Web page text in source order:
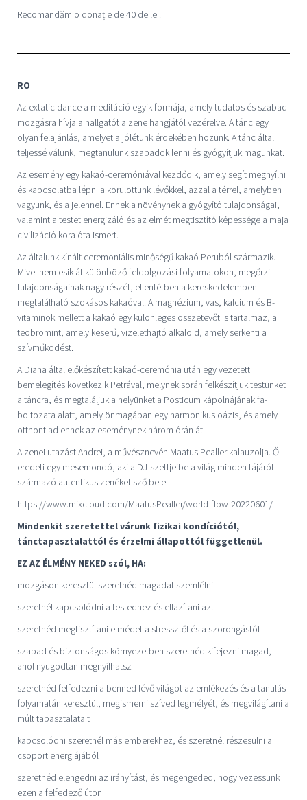
Recomandăm o donație de 40 de lei.
RO
Az extatic dance a meditáció egyik formája, amely tudatos és szabad
mozgásra hívja a hallgatót a zene hangjától vezérelve. A tánc egy
olyan felajánlás, amelyet a jólétünk érdekében hozunk. A tánc által
teljessé válunk, megtanulunk szabadok lenni és gyógyítjuk magunkat.
Az esemény egy kakaó-ceremóniával kezdődik, amely segít megnyílni
és kapcsolatba lépni a körülöttünk lévőkkel, azzal a térrel, amelyben
vagyunk, és a jelennel. Ennek a növénynek a gyógyító tulajdonságai,
valamint a testet energizáló és az elmét megtisztító képessége a maja
civilizáció kora óta ismert.
Az általunk kínált ceremoniális minőségű kakaó Peruból származik.
Mivel nem esik át különböző feldolgozási folyamatokon, megőrzi
tulajdonságainak nagy részét, ellentétben a kereskedelemben
megtalálható szokásos kakaóval. A magnézium, vas, kalcium és B-
vitaminok mellett a kakaó egy különleges összetevőt is tartalmaz, a
teobromint, amely keserű, vizelethajtó alkaloid, amely serkenti a
szívműködést.
A Diana által előkészített kakaó-ceremónia után egy vezetett
bemelegítés következik Petrával, melynek során felkészítjük testünket
a táncra, és megtaláljuk a helyünket a Posticum kápolnájának fa-
boltozata alatt, amely önmagában egy harmonikus oázis, és amely
otthont ad ennek az eseménynek három órán át.
A zenei utazást Andrei, a művésznevén Maatus Pealler kalauzolja. Ő
eredeti egy mesemondó, aki a DJ-szettjeibe a világ minden tájáról
származó autentikus zenéket sző bele.
https://www.mixcloud.com/MaatusPealler/world-flow-20220601/
Mindenkit szeretettel várunk fizikai kondíciótól,
tánctapasztalattól és érzelmi állapottól függetlenül.
EZ AZ ÉLMÉNY NEKED szól, HA:
mozgáson keresztül szeretnéd magadat szemlélni
szeretnél kapcsolódni a testedhez és ellazítani azt
szeretnéd megtisztítani elmédet a stressztől és a szorongástól
szabad és biztonságos környezetben szeretnéd kifejezni magad,
ahol nyugodtan megnyílhatsz
szeretnéd felfedezni a benned lévő világot az emlékezés és a tanulás
folyamatán keresztül, megismerni szíved legmélyét, és megvilágítani a
múlt tapasztalatait
kapcsolódni szeretnél más emberekhez, és szeretnél részesülni a
csoport energiájából
szeretnéd elengedni az irányítást, és megengeded, hogy vezessünk
ezen a felfedező úton